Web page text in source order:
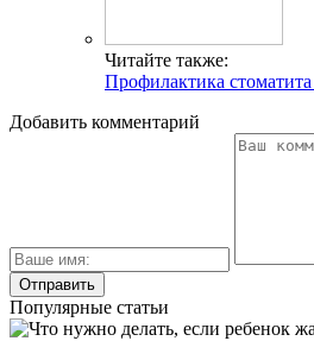
Читайте также:
Профилактика стоматита
Добавить комментарий
Популярные статьи